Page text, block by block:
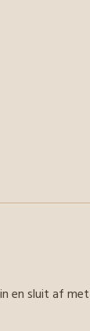
en sluit af